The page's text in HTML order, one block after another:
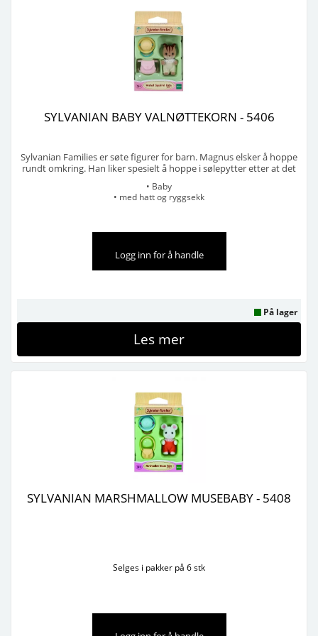
SYLVANIAN BABY VALNØTTEKORN - 5406
Sylvanian Families er søte figurer for barn. Magnus elsker å hoppe
rundt omkring. Han liker spesielt å hoppe i sølepytter etter at det
moren hans må vaske dem! Han har lyst til å lære seg å klatre like
bra i trær som det Jørgen kan. ...
• Baby
• med hatt og ryggsekk
Logg inn for å handle
På lager
Les mer
SYLVANIAN MARSHMALLOW MUSEBABY - 5408
Selges i pakker på 6 stk